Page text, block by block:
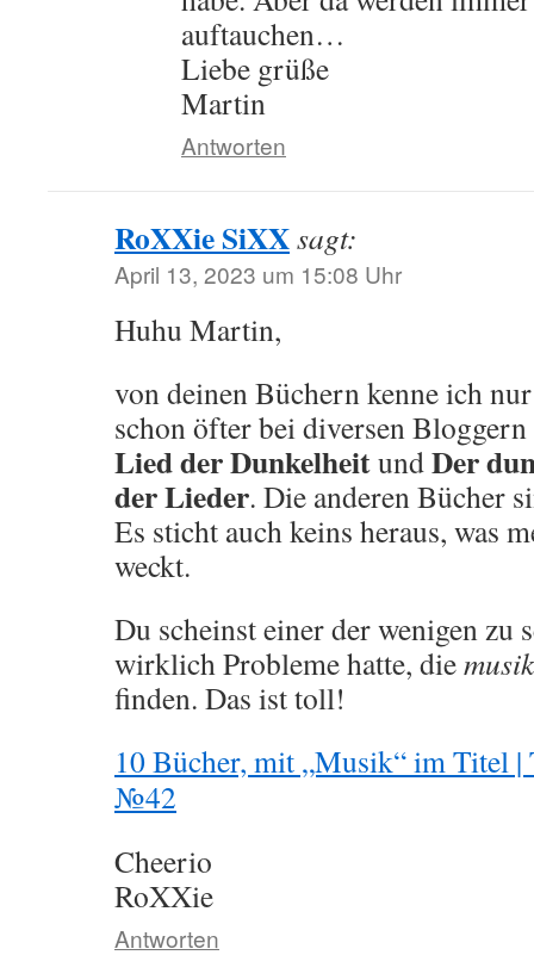
auftauchen…
Liebe grüße
Martin
Antworten
RoXXie SiXXsagt:
April 13, 2023 um 15:08 Uhr
Huhu Martin,
von deinen Büchern kenne ich
schon öfter bei diversen
Lied der DunkelheitundDer
der Lieder. Die anderen Bücher
Es sticht auch keins heraus, was
weckt.
Du scheinst einer der wenigen zu
wirklich Probleme hatte, die
finden. Das ist toll!
10 Bücher, mit „Musik“ im Titel |
№42
Cheerio
RoXXie
Antworten